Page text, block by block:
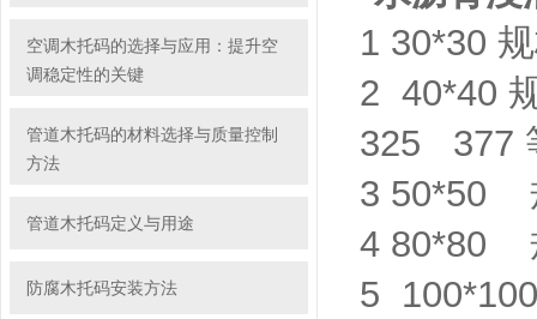
空调木托码的选择与应用：提升空
调稳定性的关键
管道木托码的材料选择与质量控制
方法
管道木托码定义与用途
防腐木托码安装方法
1 30*30
2 40*40
325 377
3 50*50
4 80*80
5